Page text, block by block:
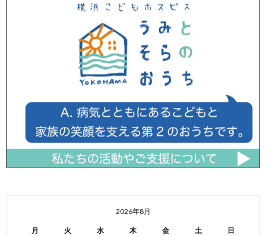
2026年8月
月 火 水 木 金 土 日